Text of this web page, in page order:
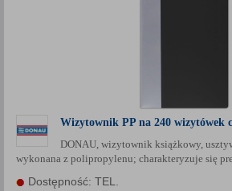
Wizytownik PP na 240 wizytówek
DONAU, wizytownik książkowy,
wykonana z polipropylenu; charakteryzuje się
Dostępność: TEL.